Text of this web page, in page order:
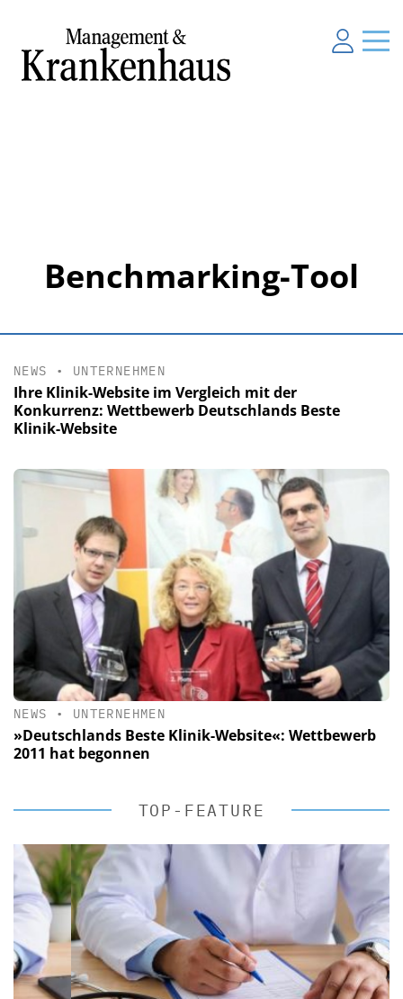
Benchmarking-Tool
NEWS • UNTERNEHMEN
Ihre Klinik-Website im Vergleich mit der
Konkurrenz: Wettbewerb Deutschlands Beste
Klinik-Website
NEWS • UNTERNEHMEN
»Deutschlands Beste Klinik-Website«: Wettbewerb
2011 hat begonnen
TOP-FEATURE